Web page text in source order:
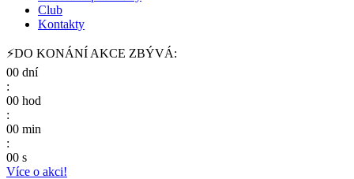
Club
Kontakty
⚡DO KONÁNÍ AKCE ZBÝVÁ:
00 dní
:
00 hod
:
00 min
:
00 s
Více o akci!